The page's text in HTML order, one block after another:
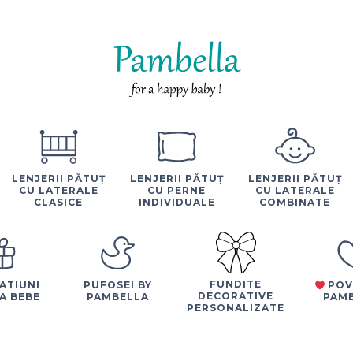
LENJERII PĂTUȚ
CU LATERALE
CLASICE
LENJERII PĂTUȚ
CU PERNE
INDIVIDUALE
LENJERII PĂTUȚ
CU LATERALE
COMBINATE
BEBE
PUFOSEI BY
PAMBELLA
FUNDITE
DECORATIVE
PERSONALIZATE